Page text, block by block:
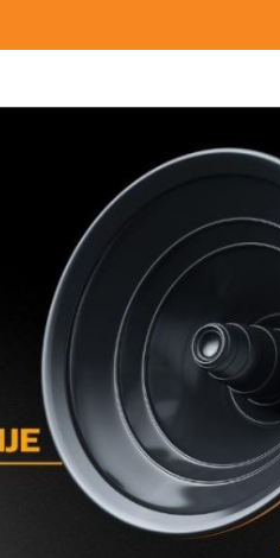
PREGLEDAJ CIJELI WEBSHOP
AKCIJSKA PONUDA